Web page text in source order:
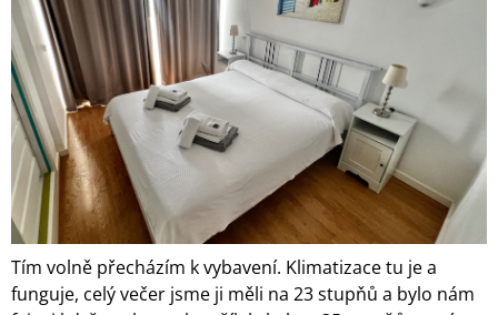
Tím volně přecházím k vybavení. Klimatizace tu je a
funguje, celý večer jsme ji měli na 23 stupňů a bylo nám